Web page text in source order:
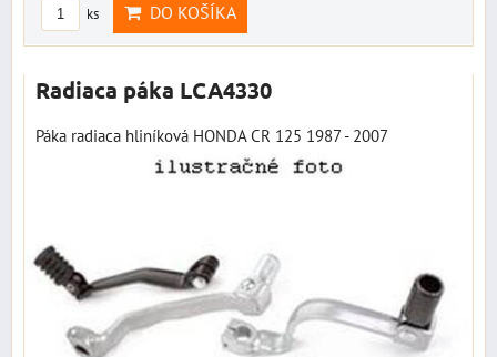
ks DO KOŠÍKA
Radiaca páka LCA4330
Páka radiaca hliníková HONDA CR 125 1987 - 2007